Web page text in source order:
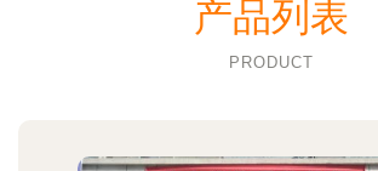
产品列表
PRODUCT